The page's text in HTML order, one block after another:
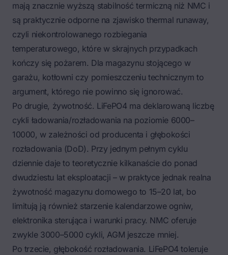
mają znacznie wyższą stabilność termiczną niż NMC i
są praktycznie odporne na zjawisko thermal runaway,
czyli niekontrolowanego rozbiegania
temperaturowego, które w skrajnych przypadkach
kończy się pożarem. Dla magazynu stojącego w
garażu, kotłowni czy pomieszczeniu technicznym to
argument, którego nie powinno się ignorować.
Po drugie, żywotność. LiFePO4 ma deklarowaną liczbę
cykli ładowania/rozładowania na poziomie 6000–
10000, w zależności od producenta i głębokości
rozładowania (DoD). Przy jednym pełnym cyklu
dziennie daje to teoretycznie kilkanaście do ponad
dwudziestu lat eksploatacji – w praktyce jednak realna
żywotność magazynu domowego to 15–20 lat, bo
limitują ją również starzenie kalendarzowe ogniw,
elektronika sterująca i warunki pracy. NMC oferuje
zwykle 3000–5000 cykli, AGM jeszcze mniej.
Po trzecie, głębokość rozładowania. LiFePO4 toleruje